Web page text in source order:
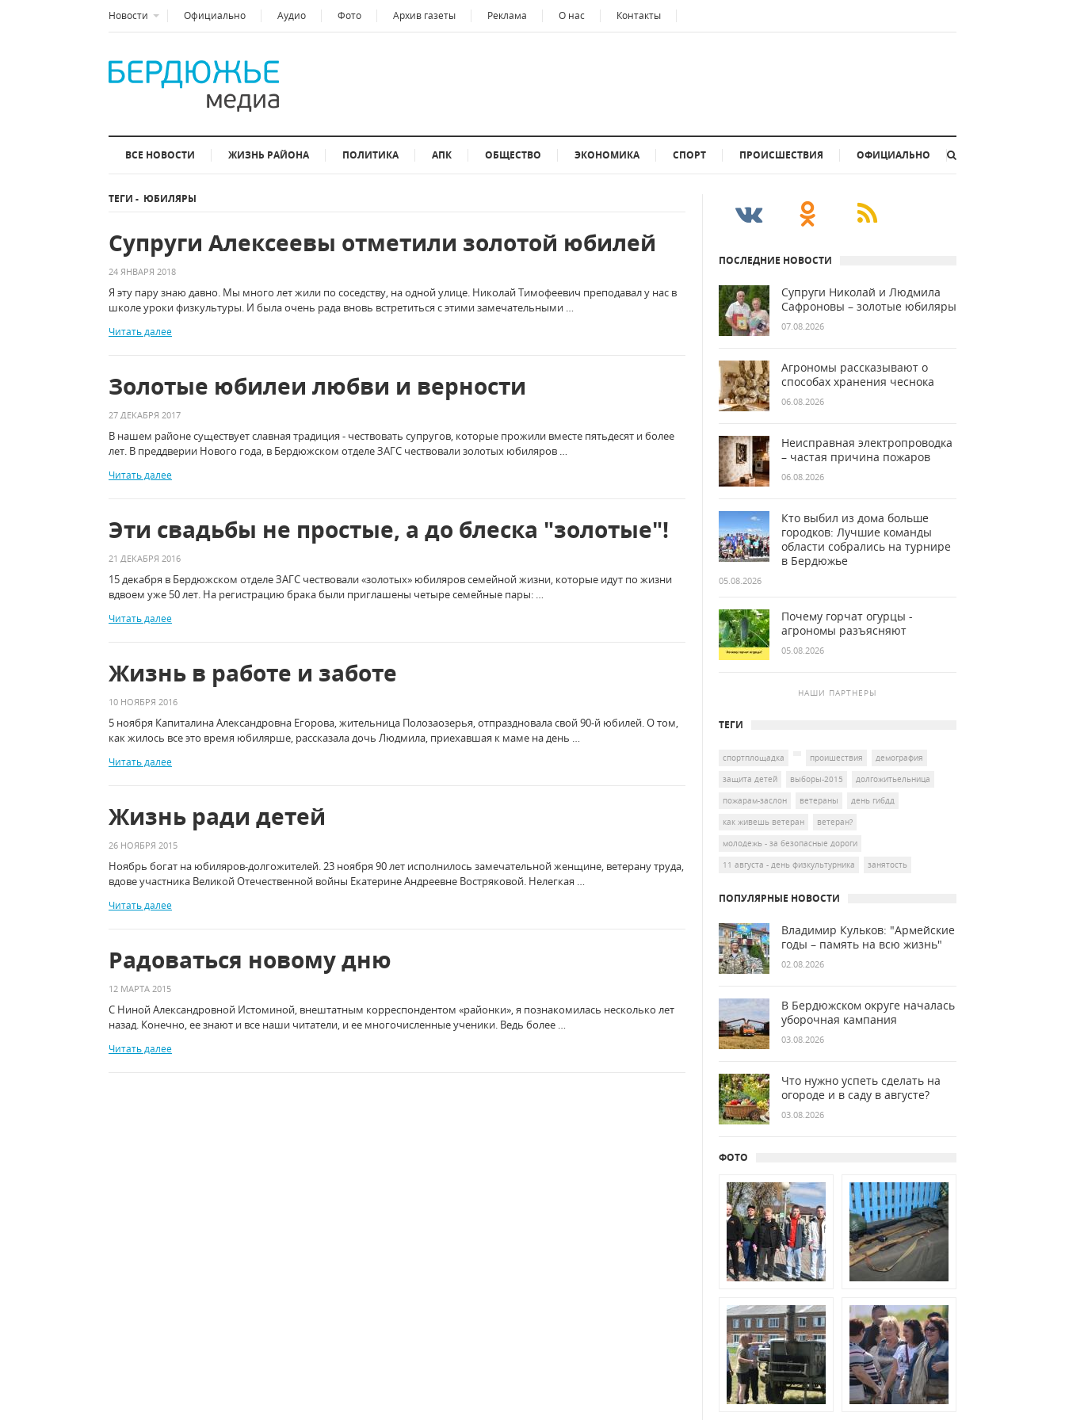
Новости Официально Аудио Фото Архив газеты Реклама О нас Контакты
ВСЕ НОВОСТИ ЖИЗНЬ РАЙОНА ПОЛИТИКА АПК ОБЩЕСТВО ЭКОНОМИКА СПОРТ ПРОИСШЕСТВИЯ ОФИЦИАЛЬНО
ТЕГИ - ЮБИЛЯРЫ
Супруги Алексеевы отметили золотой юбилей
24 ЯНВАРЯ 2018
Я эту пару знаю давно. Мы много лет жили по соседству, на одной улице. Николай Тимофеевич преподавал у нас в
школе уроки физкультуры. И была очень рада вновь встретиться с этими замечательными …
Читать далее
Золотые юбилеи любви и верности
27 ДЕКАБРЯ 2017
В нашем районе существует славная традиция - чествовать супругов, которые прожили вместе пятьдесят и более
лет. В преддверии Нового года, в Бердюжском отделе ЗАГС чествовали золотых юбиляров …
Читать далее
Эти свадьбы не простые, а до блеска "золотые"!
21 ДЕКАБРЯ 2016
15 декабря в Бердюжском отделе ЗАГС чествовали «золотых» юбиляров семейной жизни, которые идут по жизни
вдвоем уже 50 лет. На регистрацию брака были приглашены четыре семейные пары: …
Читать далее
Жизнь в работе и заботе
10 НОЯБРЯ 2016
5 ноября Капиталина Александровна Егорова, жительница Полозаозерья, отпраздновала свой 90-й юбилей. О том,
как жилось все это время юбилярше, рассказала дочь Людмила, приехавшая к маме на день …
Читать далее
Жизнь ради детей
26 НОЯБРЯ 2015
Ноябрь богат на юбиляров-долгожителей. 23 ноября 90 лет исполнилось замечательной женщине, ветерану труда,
вдове участника Великой Отечественной войны Екатерине Андреевне Востряковой. Нелегкая …
Читать далее
Радоваться новому дню
12 МАРТА 2015
С Ниной Александровной Истоминой, внештатным корреспондентом «районки», я познакомилась несколько лет
назад. Конечно, ее знают и все наши читатели, и ее многочисленные ученики. Ведь более …
Читать далее
ПОСЛЕДНИЕ НОВОСТИ
Супруги Николай и Людмила
Сафроновы – золотые юбиляры
07.08.2026
Агрономы рассказывают о
способах хранения чеснока
06.08.2026
Неисправная электропроводка
– частая причина пожаров
06.08.2026
Кто выбил из дома больше
городков: Лучшие команды
области собрались на турнире
в Бердюжье
05.08.2026
Почему горчат огурцы -
агрономы разъясняют
05.08.2026
НАШИ ПАРТНЕРЫ
ТЕГИ
спортплощадка проишествия
демография
защита детей
выборы-2015
долгожитьельница
пожарам-заслон
ветераны
день гибдд
как живешь ветеран
ветеран?
молодежь - за безопасные дороги
11 августа - день физкультурника
занятость
ПОПУЛЯРНЫЕ НОВОСТИ
Владимир Кульков: "Армейские
годы – память на всю жизнь"
02.08.2026
В Бердюжском округе началась
уборочная кампания
03.08.2026
Что нужно успеть сделать на
огороде и в саду в августе?
03.08.2026
ФОТО